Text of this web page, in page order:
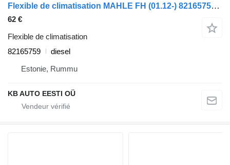
Flexible de climatisation MAHLE FH (01.12-) 82165759 pour camion Volvo FH, FM, FMX-4 series (2013-)
62 €
Flexible de climatisation
82165759
diesel
Estonie, Rummu
KB AUTO EESTI OÜ